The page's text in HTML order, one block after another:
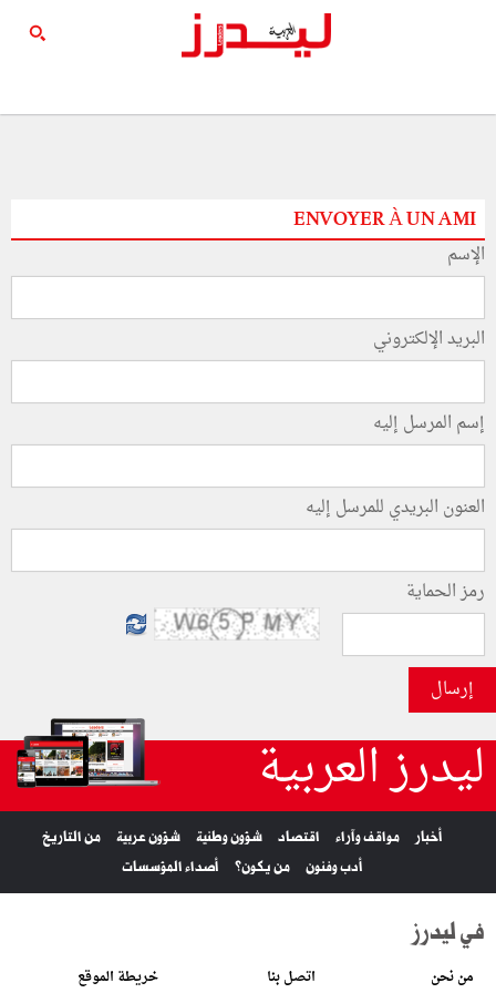
ENVOYER À UN AMI
الإسم
البريد الإلكتروني
إسم المرسل إليه
العنون البريدي للمرسل إليه
رمز الحماية
إرسال
ليدرز العربية
أخبار مواقف وآراء اقتصاد شؤون وطنية شؤون عربية
من التاريخ
أدب وفنون
من يكون؟ أصداء المؤسسات
في ليدرز
من نحن اتصل بنا خريطة الموقع